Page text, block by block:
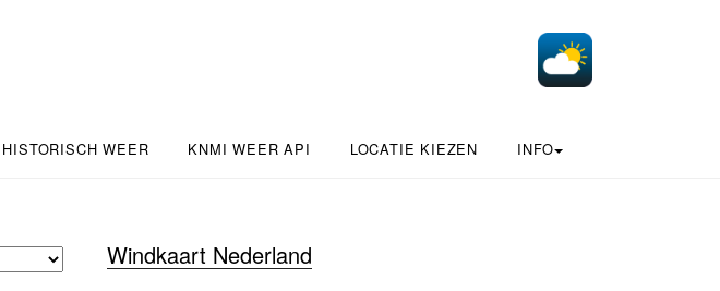
HISTORISCH WEER KNMI WEER API LOCATIE KIEZEN INFO
Windkaart Nederland